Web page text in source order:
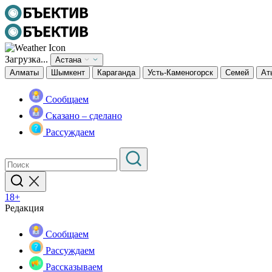
Загрузка...
Астана
Алматы
Шымкент Караганда Усть-Каменогорск Семей
Сообщаем
Сказано – сделано
Рассуждаем
18+
Редакция
Сообщаем
Рассуждаем
Рассказываем